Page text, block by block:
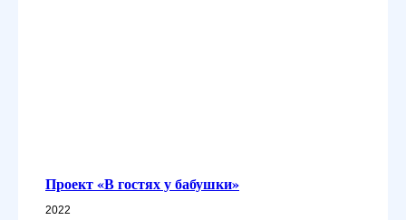
Проект «В гостях у бабушки»
2022